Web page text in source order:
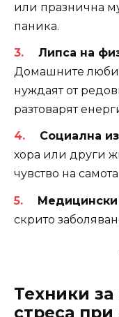
или празнична
паника.
Липса на
Домашните
нуждаят от
разтоварят
Социална
хора или други
чувство на
скрито
Техники за
стреса